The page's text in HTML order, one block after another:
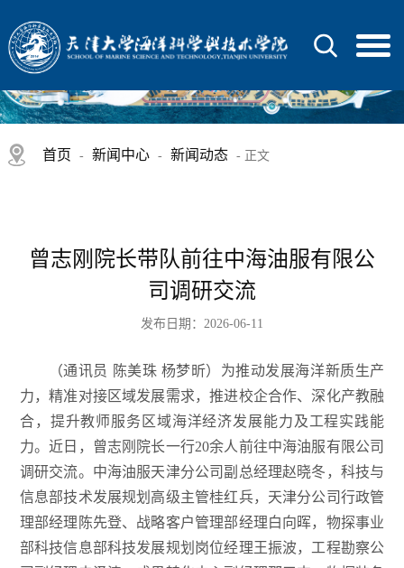
首页 - 新闻中心 - 新闻动态 - 正文
曾志刚院长带队前往中海油服有限公
司调研交流
发布日期：2026-06-11
（通讯员 陈美珠 杨梦昕）为推动发展海洋新质生产
力，精准对接区域发展需求，推进校企合作、深化产教融
合，提升教师服务区域海洋经济发展能力及工程实践能
力。近日，曾志刚院长一行20余人前往中海油服有限公司
调研交流。中海油服天津分公司副总经理赵晓冬，科技与
信息部技术发展规划高级主管桂红兵，天津分公司行政管
理部经理陈先登、战略客户管理部经理白向晖，物探事业
部科技信息部科技发展规划岗位经理王振波，工程勘察公